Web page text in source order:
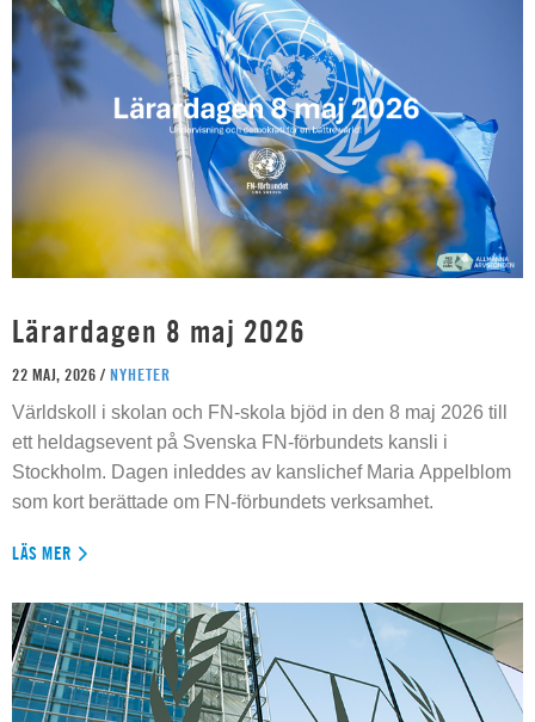
Lärardagen 8 maj 2026
22 MAJ, 2026 / NYHETER
Världskoll i skolan och FN-skola bjöd in den 8 maj 2026 till
ett heldagsevent på Svenska FN-förbundets kansli i
Stockholm. Dagen inleddes av kanslichef Maria Appelblom
som kort berättade om FN-förbundets verksamhet.
LÄS MER